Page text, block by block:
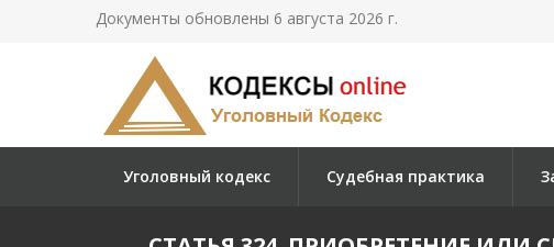
Документы обновлены 6 августа 2026 г.
Уголовный кодекс Судебная практика